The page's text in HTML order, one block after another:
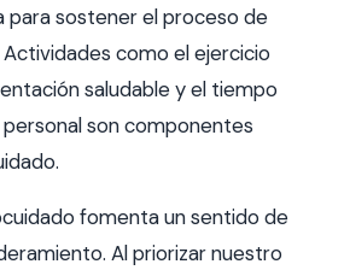
para sostener el proceso de
como el ejercicio
saludable y el tiempo
son componentes
fomenta un sentido de
Al priorizar nuestro